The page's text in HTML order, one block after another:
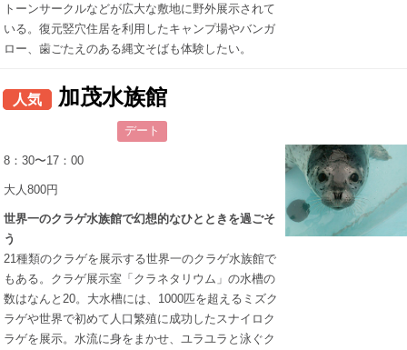
トーンサークルなどが広大な敷地に野外展示されて
いる。復元竪穴住居を利用したキャンプ場やバンガ
ロー、歯ごたえのある縄文そばも体験したい。
人気 加茂水族館
デート
8：30〜17：00
大人800円
世界一のクラゲ水族館で幻想的なひとときを過ごそ
う
21種類のクラゲを展示する世界一のクラゲ水族館で
もある。クラゲ展示室「クラネタリウム」の水槽の
数はなんと20。大水槽には、1000匹を超えるミズク
ラゲや世界で初めて人口繁殖に成功したスナイロク
ラゲを展示。水流に身をまかせ、ユラユラと泳ぐク